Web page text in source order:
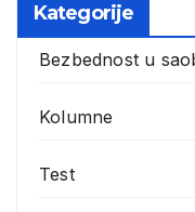
Kategorije
Bezbednost u
Kolumne
Test